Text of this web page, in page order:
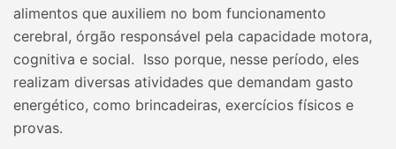
alimentos que auxiliem no bom funcionamento
cerebral, órgão responsável pela capacidade motora,
cognitiva e social. Isso porque, nesse período, eles
realizam diversas atividades que demandam gasto
energético, como brincadeiras, exercícios físicos e
provas.